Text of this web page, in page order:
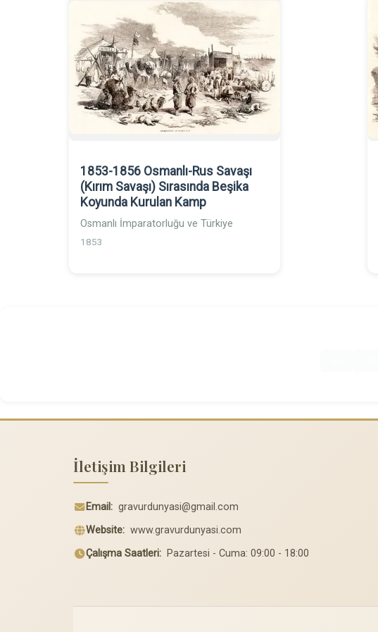
1853-1856 Osmanlı-Rus Savaşı
(Kırım Savaşı) Sırasında Beşika
Koyunda Kurulan Kamp
Osmanlı İmparatorluğu ve Türkiye
1853
İletişim Bilgileri
Email: gravurdunyasi@gmail.com
Website: www.gravurdunyasi.com
Çalışma Saatleri: Pazartesi - Cuma: 09:00 - 18:00